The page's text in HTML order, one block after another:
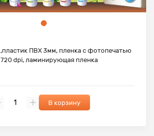
,пластик ПВХ 3мм, пленка с фотопечатью
720 dpi, ламинирующая пленка
В корзину